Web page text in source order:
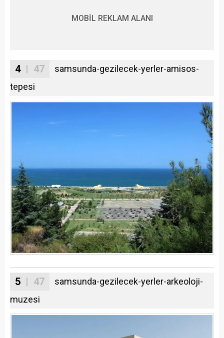
MOBİL REKLAM ALANI
4| 47
samsunda-gezilecek-yerler-amisos-
tepesi
5 | 47
samsunda-gezilecek-yerler-arkeoloji-
muzesi